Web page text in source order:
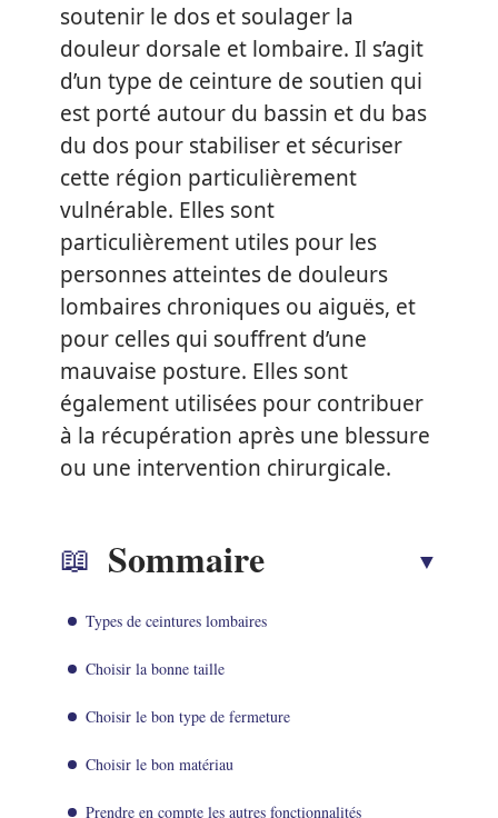
soutenir le dos et soulager la
douleur dorsale et lombaire. Il s’agit
d’un type de ceinture de soutien qui
est porté autour du bassin et du bas
du dos pour stabiliser et sécuriser
cette région particulièrement
vulnérable. Elles sont
particulièrement utiles pour les
personnes atteintes de douleurs
lombaires chroniques ou aiguës, et
pour celles qui souffrent d’une
mauvaise posture. Elles sont
également utilisées pour contribuer
à la récupération après une blessure
ou une intervention chirurgicale.
Sommaire
Types de ceintures lombaires
Choisir la bonne taille
Choisir le bon type de fermeture
Choisir le bon matériau
Prendre en compte les autres fonctionnalités